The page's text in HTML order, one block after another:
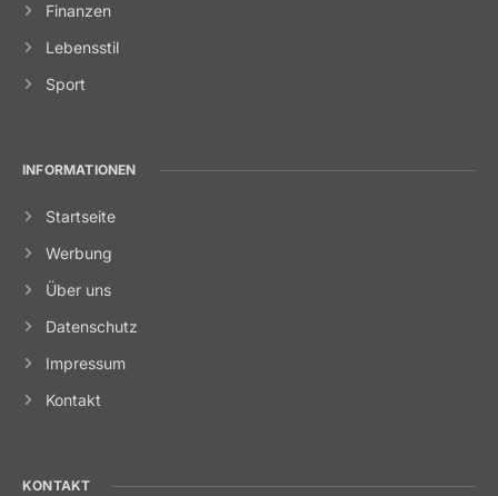
Finanzen
Lebensstil
Sport
INFORMATIONEN
Startseite
Werbung
Über uns
Datenschutz
Impressum
Kontakt
KONTAKT